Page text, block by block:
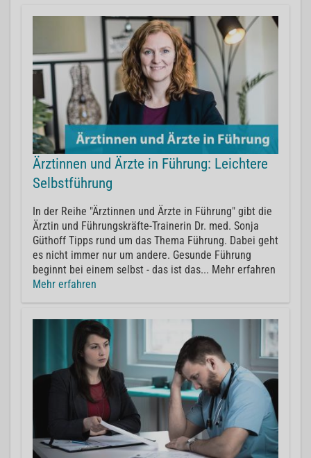
Ärztinnen und Ärzte in Führung: Leichtere
Selbstführung
In der Reihe "Ärztinnen und Ärzte in Führung" gibt die
Ärztin und Führungskräfte-Trainerin Dr. med. Sonja
Güthoff Tipps rund um das Thema Führung. Dabei geht
es nicht immer nur um andere. Gesunde Führung
beginnt bei einem selbst - das ist das... Mehr erfahren
Mehr erfahren